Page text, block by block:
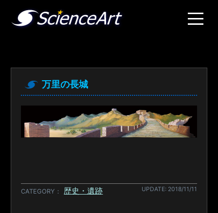
万里の長城
CATEGORY 歴史・遺跡 UPDATE: 2018/11/11